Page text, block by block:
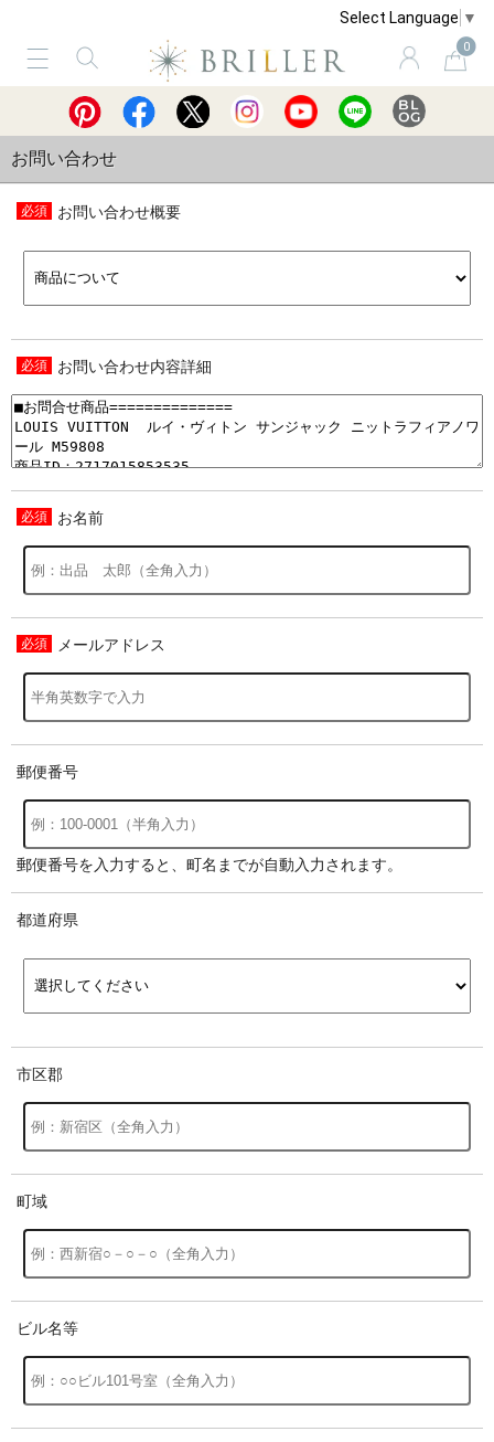
Select Language ▼
0
サービス ショッピングガイド 買取
お問い合わせ
お問い合わせ概要
お問い合わせ内容詳細
お名前
メールアドレス
郵便番号
郵便番号を入力すると、町名までが自動入力されます。
都道府県
市区郡
町域
ビル名等